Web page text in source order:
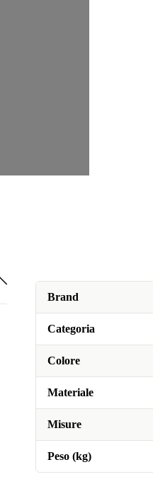
Brand
Categoria
Colore
Materiale
Misure
Peso (kg)